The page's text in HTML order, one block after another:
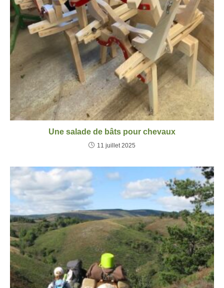
Une salade de bâts pour chevaux
11 juillet 2025